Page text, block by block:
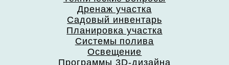
Дренаж участка
Садовый инвентарь
Планировка участка
Системы полива
Освещение
Программы 3D-дизайна